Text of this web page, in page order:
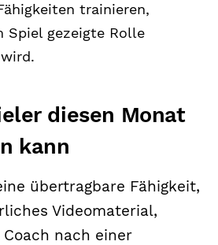
trainieren,
Spiel gezeigte Rolle
diesen Monat
kann
übertragbare Fähigkeit,
Videomaterial,
nach einer